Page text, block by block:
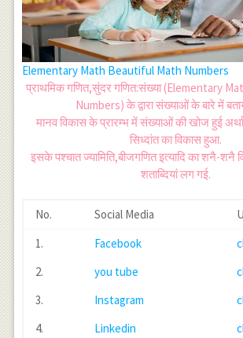
Elementary Math Beautiful Math Numbers
प्राथमिक गणित,सुंदर गणित:संख्या (Elementary
Numbers) के द्वारा संख्याओं के बारे में
मानव विकास के प्रारम्भ में संख्याओं की खोज हुई
सिध्दांत का विकास हुआ.
इसके पश्चात ज्यामिति,बीजगणित इत्यादि का शनै-
शताब्दियां लग गई.
No. Social Media
1.
Facebook
2.
you tube
3.
Instagram
4.
Linkedin